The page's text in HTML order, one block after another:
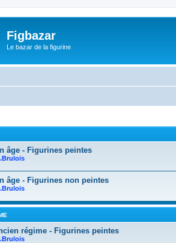
Figbazar
Le bazar de la figurine
âge - Figurines peintes
âge - Figurines non peintes
régime - Figurines peintes